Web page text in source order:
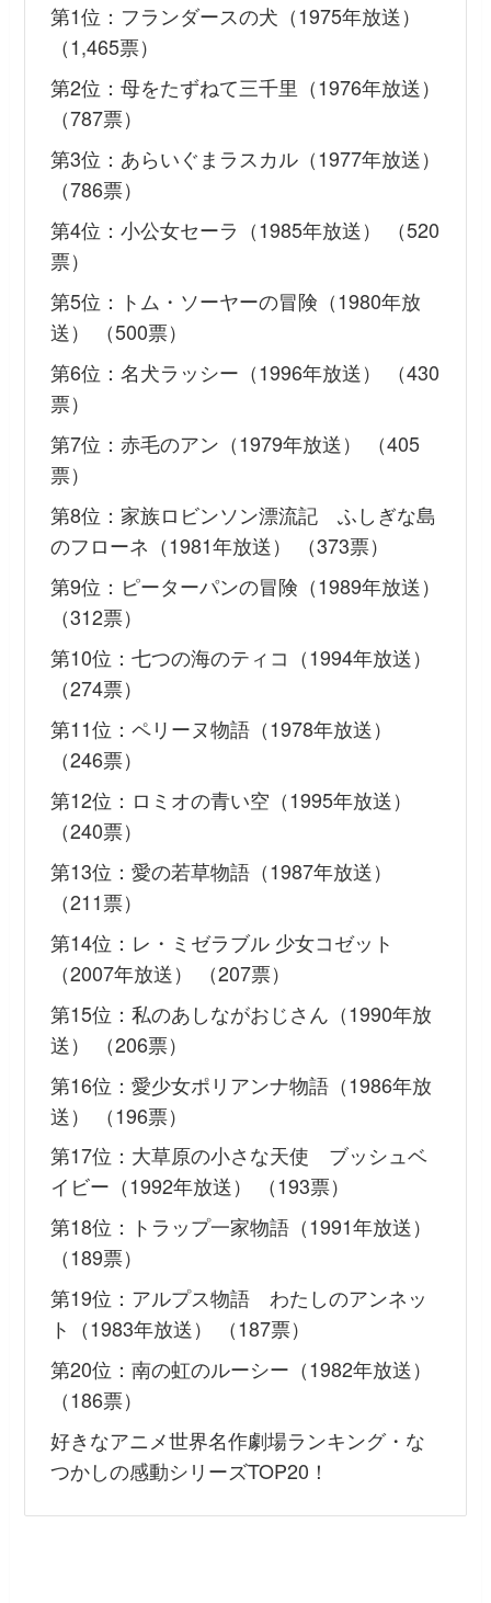
第1位：フランダースの犬（1975年放送）
（1,465票）
第2位：母をたずねて三千里（1976年放送）
（787票）
第3位：あらいぐまラスカル（1977年放送）
（786票）
第4位：小公女セーラ（1985年放送） （520
票）
第5位：トム・ソーヤーの冒険（1980年放
送） （500票）
第6位：名犬ラッシー（1996年放送） （430
票）
第7位：赤毛のアン（1979年放送） （405
票）
第8位：家族ロビンソン漂流記 ふしぎな島
のフローネ（1981年放送） （373票）
第9位：ピーターパンの冒険（1989年放送）
（312票）
第10位：七つの海のティコ（1994年放送）
（274票）
第11位：ペリーヌ物語（1978年放送）
（246票）
第12位：ロミオの青い空（1995年放送）
（240票）
第13位：愛の若草物語（1987年放送）
（211票）
第14位：レ・ミゼラブル 少女コゼット
（2007年放送） （207票）
第15位：私のあしながおじさん（1990年放
送） （206票）
第16位：愛少女ポリアンナ物語（1986年放
送） （196票）
第17位：大草原の小さな天使 ブッシュベ
イビー（1992年放送） （193票）
第18位：トラップ一家物語（1991年放送）
（189票）
第19位：アルプス物語 わたしのアンネッ
ト（1983年放送） （187票）
第20位：南の虹のルーシー（1982年放送）
（186票）
好きなアニメ世界名作劇場ランキング・な
つかしの感動シリーズTOP20！